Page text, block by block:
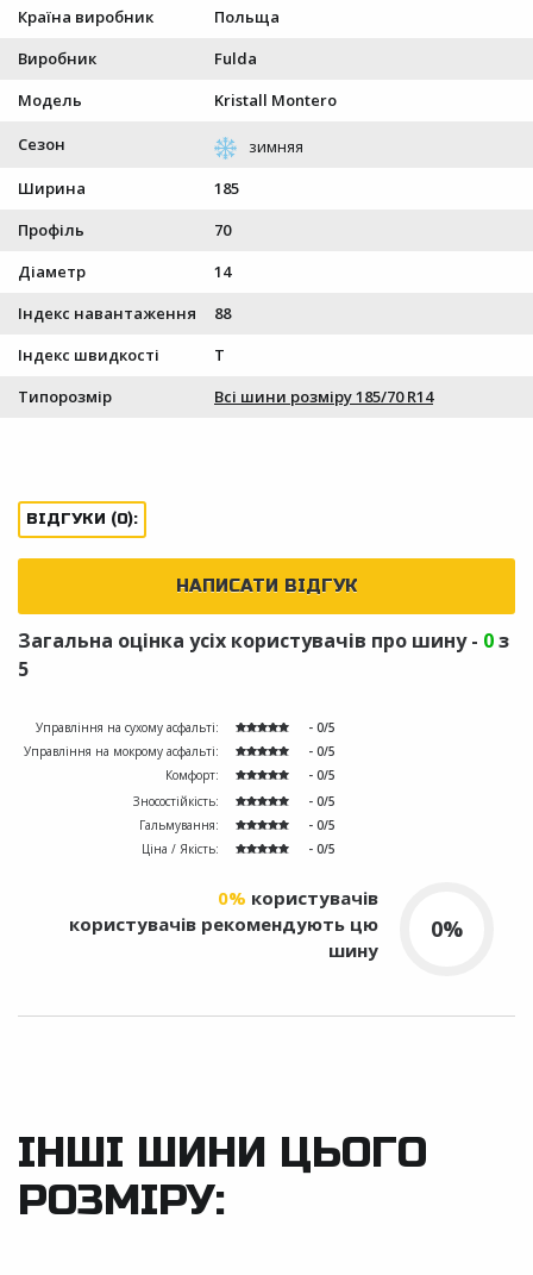
Країна виробник
Польща
Виробник
Fulda
Модель
Kristall Montero
Сезон
Ширина
185
Профіль
70
Діаметр
14
Індекс навантаження
88
Індекс швидкості
T
Типорозмір
Всі шини розміру 185/70 R14
ВІДГУКИ (0):
НАПИСАТИ ВІДГУК
Загальна оцінка усіх користувачів про шину - 0з
5
Управління на сухому асфальті:
- 0/5
Управління на мокрому асфальті:
- 0/5
Комфорт:
- 0/5
Зносостійкість:
- 0/5
Гальмування:
- 0/5
Ціна / Якість:
- 0/5
0%
0% користувачів
користувачів рекомендують цю
шину
ІНШІ ШИНИ ЦЬОГО
РОЗМІРУ: